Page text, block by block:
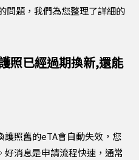
問題，我們為您整理了詳細的
照已經過期換新,還能
照舊的eTA會自動失效，您
消息是申請流程快速，通常